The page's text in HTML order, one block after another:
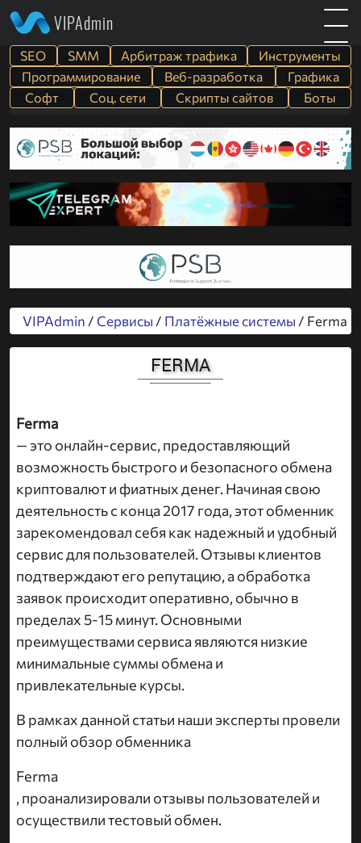
VIPAdmin
SEO SMM Арбитраж трафика
Инструменты
Программирование
Веб-разработка
Графика
Софт
Cоц. сети Скрипты сайтов Боты
VIPAdmin / Сервисы / Платёжные системы / Ferma
FERMA
Ferma
— это онлайн-сервис, предоставляющий
возможность быстрого и безопасного обмена
криптовалют и фиатных денег. Начиная свою
деятельность с конца 2017 года, этот обменник
зарекомендовал себя как надежный и удобный
сервис для пользователей. Отзывы клиентов
подтверждают его репутацию, а обработка
заявок происходит оперативно, обычно в
пределах 5-15 минут. Основными
преимуществами сервиса являются низкие
минимальные суммы обмена и
привлекательные курсы.
В рамках данной статьи наши эксперты провели
полный обзор обменника
Ferma
, проанализировали отзывы пользователей и
осуществили тестовый обмен.